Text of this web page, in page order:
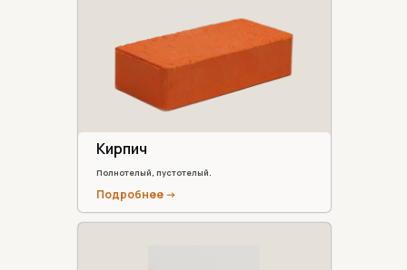
Подробнее ->
Полнотелый, пустотелый.
Кирпич